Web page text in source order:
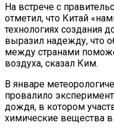
На встрече с
отметил, что Китай
технологиях создания
выразил надежду, что
между странами
воздуха, сказал Ким.
В январе
провалило
дождя, в котором
химические вещества